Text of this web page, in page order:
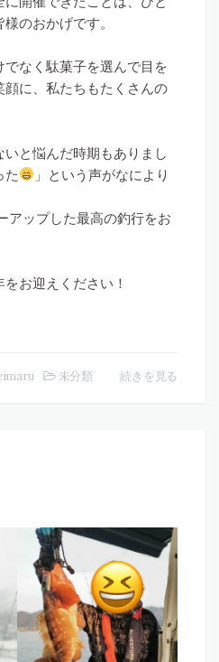
のおかげです。
なく駄菓子を選んで目を
に、私たちもたくさんの
と悩んだ時期もありまし
た
」という声がなにより
アップした最高の釣行をお
お迎えください！
未分類 続きを見る